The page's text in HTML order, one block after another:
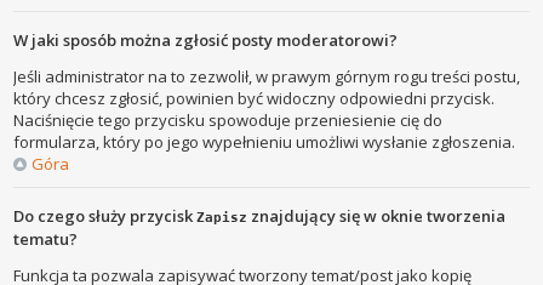
W jaki sposób można zgłosić posty moderatorowi?
Jeśli administrator na to zezwolił, w prawym górnym rogu treści postu,
który chcesz zgłosić, powinien być widoczny odpowiedni przycisk.
Naciśnięcie tego przycisku spowoduje przeniesienie cię do
formularza, który po jego wypełnieniu umożliwi wysłanie zgłoszenia.
Góra
Do czego służy przyciskZapisz znajdujący się w oknie tworzenia
tematu?
Funkcja ta pozwala zapisywać tworzony temat/post jako kopię